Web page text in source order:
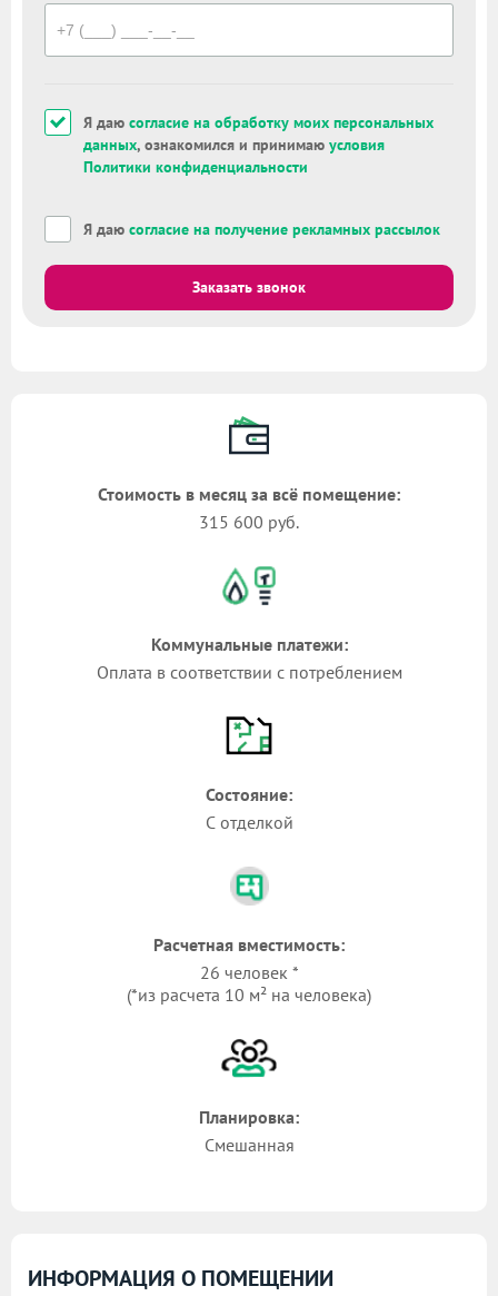
Я даю согласие на обработку моих персональных
данных, ознакомился и принимаю условия
Политики конфиденциальности
Я даю согласие на получение рекламных рассылок
Заказать звонок
Стоимость в месяц за всё помещение:
315 600 руб.
Коммунальные платежи:
Оплата в соответствии с потреблением
Состояние:
С отделкой
Расчетная вместимость:
26 человек *
(*из расчета 10 м² на человека)
Планировка:
Смешанная
ИНФОРМАЦИЯ О ПОМЕЩЕНИИ